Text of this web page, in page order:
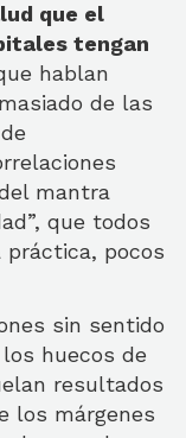
que el
tengan
hablan
de las
mantra
que todos
pocos
sin sentido
huecos de
resultados
los márgenes